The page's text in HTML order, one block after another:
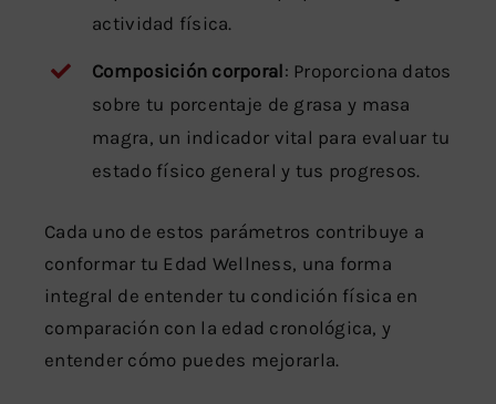
actividad física.
Composición corporal: Proporciona datos
sobre tu porcentaje de grasa y masa
magra, un indicador vital para evaluar tu
estado físico general y tus progresos.
Cada uno de estos parámetros contribuye a
conformar tu Edad Wellness, una forma
integral de entender tu condición física en
comparación con la edad cronológica, y
entender cómo puedes mejorarla.